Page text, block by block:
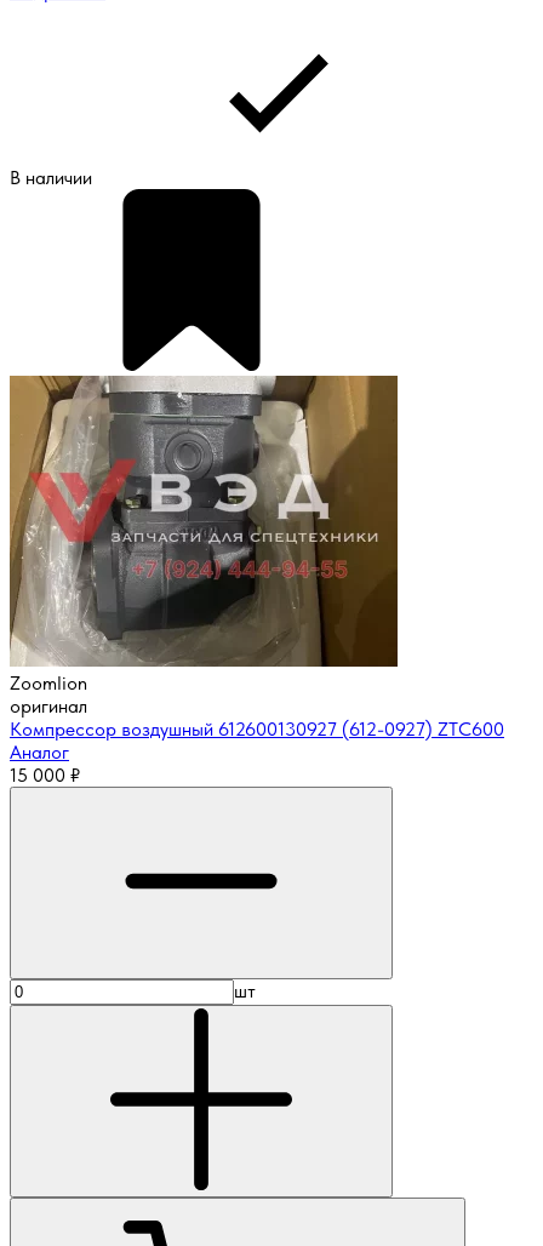
В наличии
Zoomlion
оригинал
Компрессор воздушный 612600130927 (612-0927) ZTC600
Аналог
15 000 ₽
шт